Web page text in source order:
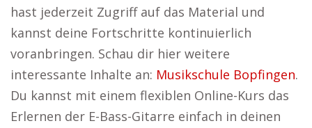
hast jederzeit Zugriff auf das Material und
kannst deine Fortschritte kontinuierlich
voranbringen. Schau dir hier weitere
interessante Inhalte an: Musikschule Bopfingen.
Du kannst mit einem flexiblen Online-Kurs das
Erlernen der E-Bass-Gitarre einfach in deinen